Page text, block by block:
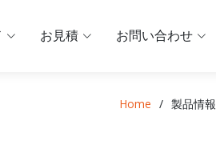
お見積 お問い合わせ
Home 製品情報